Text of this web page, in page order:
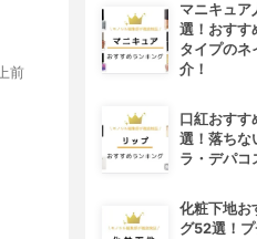
前
マニキュア
選！おすす
タイプのネ
介！
口紅おすす
選！落ちな
ラ・デパコ
化粧下地お
グ52選！プ